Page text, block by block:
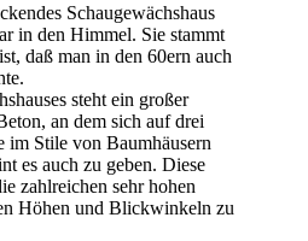
Schaugewächshaus
in den Himmel. Sie stammt
daß man in den 60ern auch
steht ein großer
an dem sich auf drei
im Stile von Baumhäusern
es auch zu geben. Diese
zahlreichen sehr hohen
Höhen und Blickwinkeln zu